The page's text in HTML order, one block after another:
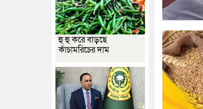
হু হু করে বাড়ছে
কাঁচামরিচের দাম